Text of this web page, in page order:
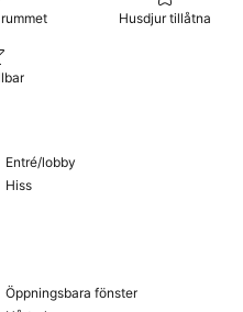
Husdjur tillåtna
Entré/lobby
Hiss
Öppningsbara fönster